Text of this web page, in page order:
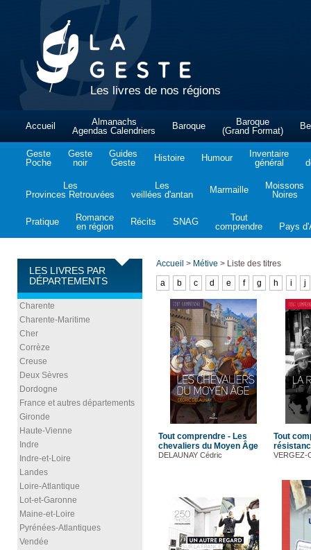
Les livres de nos régions
Accueil
Almanachs
Agendas Calendriers
Baroque
Baroque
(Grand Format)
Geste
Poche
Geste
noir
Guides
Geste
Histoire Humour
Inventaire
général
Les
Provinces Retrouvées
Les
veillées d'antan
Marmaille
Moissons
Noires
Pratique
Romance
en région
Récits SNAG
Tout
comprendre
Pays
LES LIVRES PAR
DÉPARTEMENTS
Charente
Charente-Maritime
Cher
Corrèze
Creuse
Deux Sèvres
Dordogne
France et autres départements
Gironde
Haute-Vienne
Indre
Indre-et-Loire
Landes
Loire-Atlantique
Lot-et-Garonne
Maine-et-Loire
Pyrénées-Atlantiques
Vendée
Accueil > Métive > Liste des titres
a
b c d e f g h i j
Tout comprendre - Les
chevaliers du Moyen Âge
DELAUNAY Cédric
Tout
VERGEZ-